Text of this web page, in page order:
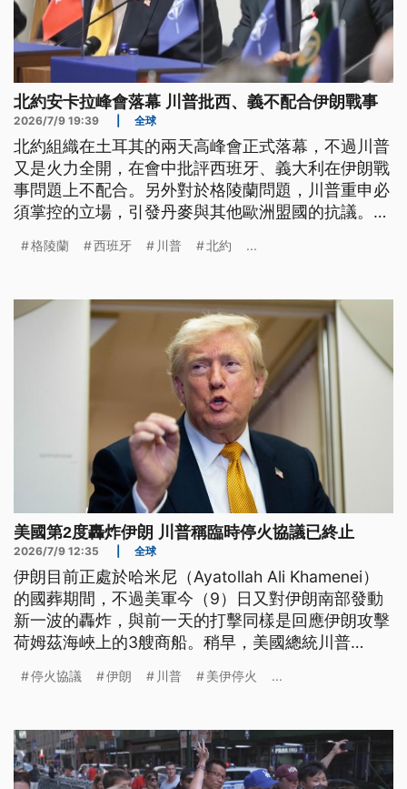
北約安卡拉峰會落幕 川普批西、義不配合伊朗戰事
2026/7/9 19:39 全球
北約組織在土耳其的兩天高峰會正式落幕，不過川普
又是火力全開，在會中批評西班牙、義大利在伊朗戰
事問題上不配合。另外對於格陵蘭問題，川普重申必
須掌控的立場，引發丹麥與其他歐洲盟國的抗議。不
會談氣氛相當融洽。
格陵蘭 西班牙 川普 北約 ...
美國第2度轟炸伊朗 川普稱臨時停火協議已終止
2026/7/9 12:35 全球
伊朗目前正處於哈米尼（Ayatollah Ali Khamenei）
的國葬期間，不過美軍今（9）日又對伊朗南部發動
新一波的轟炸，與前一天的打擊同樣是回應伊朗攻擊
荷姆茲海峽上的3艘商船。稍早，美國總統川普
時停火協議已經終止。同時川普更警告，如果德黑蘭
停火協議 伊朗 川普 美伊停火 ...